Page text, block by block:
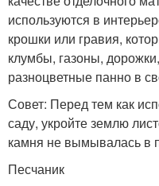
используются в
крошки или гравия,
клумбы, газоны,
разноцветные панно в
Совет: Перед тем как
саду, укройте землю
камня не вымывалась в
Песчаник